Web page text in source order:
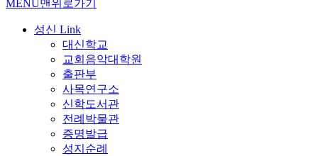
MENU맨위로가기
성신 Link
대신학교
교회음악대학원
출판부
사목연구소
신학도서관
전례박물관
증명발급
성지순례